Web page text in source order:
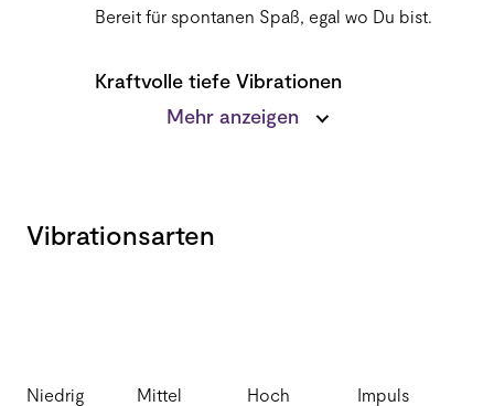
Bereit für spontanen Spaß, egal wo Du bist.
Kraftvolle tiefe Vibrationen
Tiefe, dumpfe Vibrationen, genau dort, wo Sie
Mehr anzeigen
Vibrationsarten
Niedrig Mittel Hoch Impuls